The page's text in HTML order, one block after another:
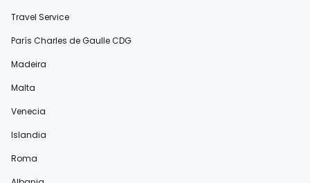
Travel Service
París Charles de Gaulle CDG
Madeira
Malta
Venecia
Islandia
Roma